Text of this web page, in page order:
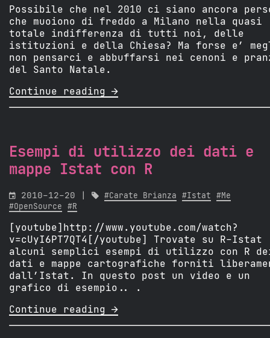
Possibile che nel 2010 ci siano ancora
che muoiono di freddo a Milano nella quasi
totale indifferenza di tutti noi, delle
istituzioni e della Chiesa? Ma forse e’
non pensarci e abbuffarsi nei cenoni e
del Santo Natale.
Continue reading 
Esempi di utilizzo dei dati e
mappe Istat con R
 2010-12-20 |  #Carate Brianza #Istat
#Me
#OpenSource
#R
[youtube]http://www.youtube.com/watch?
v=cUyI6PT7QT4[/youtube] Trovate su R-Istat
alcuni semplici esempi di utilizzo con R
dati e mappe cartografiche forniti
dall’Istat. In questo post un video e un
grafico di esempio.. .
Continue reading 